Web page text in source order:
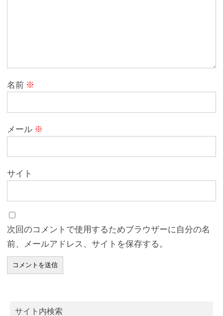
名前 ※
メール ※
サイト
次回のコメントで使用するためブラウザーに自分の名
前、メールアドレス、サイトを保存する。
サイト内検索